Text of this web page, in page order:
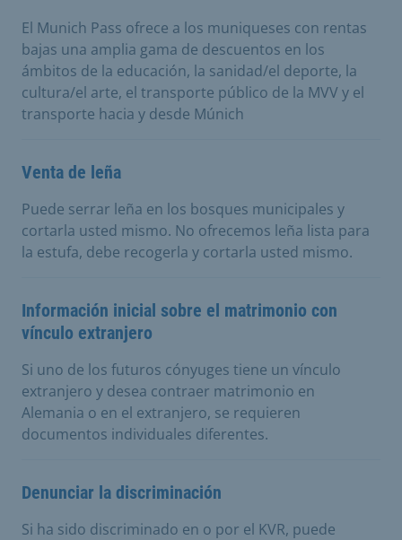
El Munich Pass ofrece a los muniqueses con rentas
bajas una amplia gama de descuentos en los
ámbitos de la educación, la sanidad/el deporte, la
cultura/el arte, el transporte público de la MVV y el
transporte hacia y desde Múnich
Venta de leña
Puede serrar leña en los bosques municipales y
cortarla usted mismo. No ofrecemos leña lista para
la estufa, debe recogerla y cortarla usted mismo.
Información inicial sobre el matrimonio con
vínculo extranjero
Si uno de los futuros cónyuges tiene un vínculo
extranjero y desea contraer matrimonio en
Alemania o en el extranjero, se requieren
documentos individuales diferentes.
Denunciar la discriminación
Si ha sido discriminado en o por el KVR, puede